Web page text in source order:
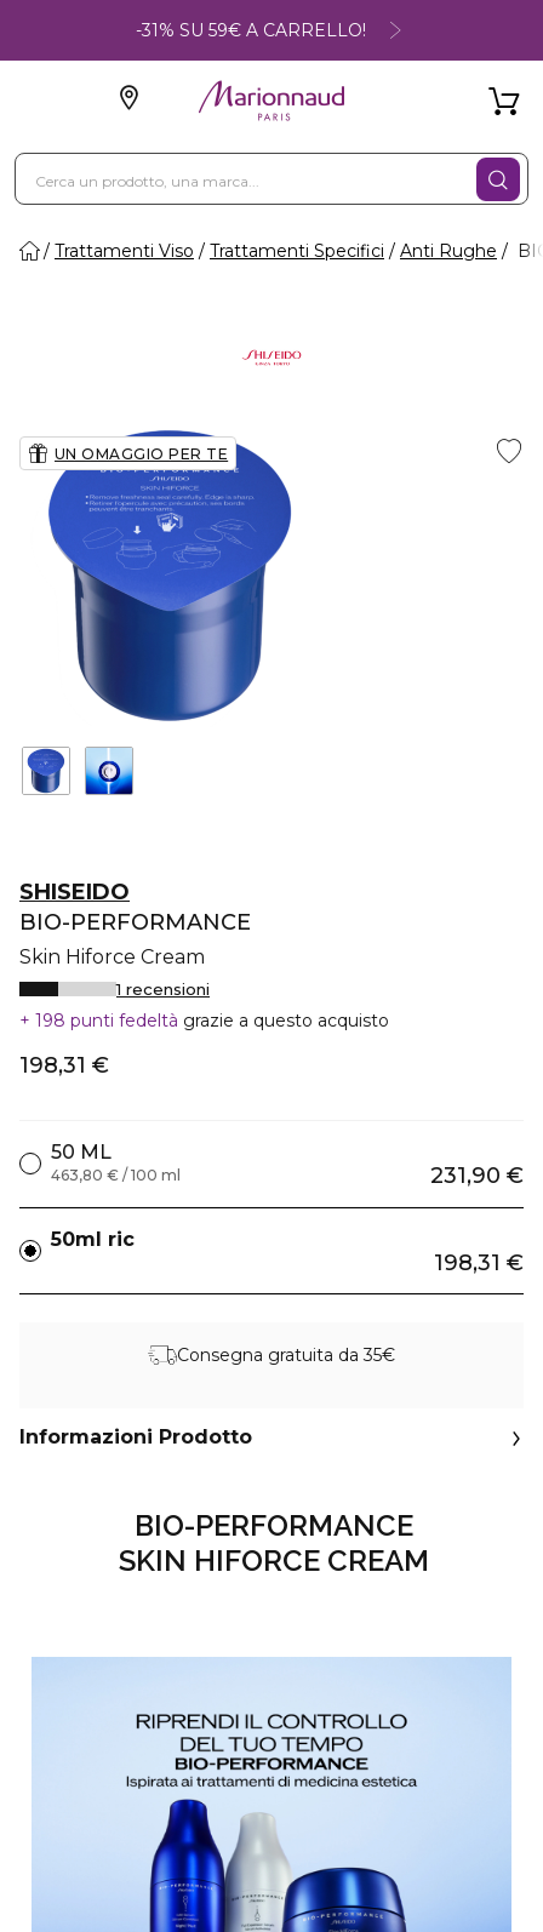
-31% SU 59€ A CARRELLO!
Trattamenti Viso Trattamenti Specifici Anti Rughe
UN OMAGGIO PER TE
SHISEIDO
BIO-PERFORMANCE
Skin Hiforce Cream
1 recensioni
198 punti fedeltà grazie a questo acquisto
198,31 €
50 ML
231,90 €
463,80 € / 100 ml
50ml ric
198,31 €
Consegna gratuita da 35€
Informazioni Prodotto
BIO-PERFORMANCE
SKIN HIFORCE CREAM